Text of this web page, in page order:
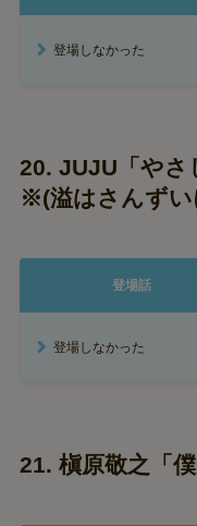
登場しなかった
20. JUJU「やさ
※(溢はさんずい
登場話
登場しなかった
21. 槇原敬之「